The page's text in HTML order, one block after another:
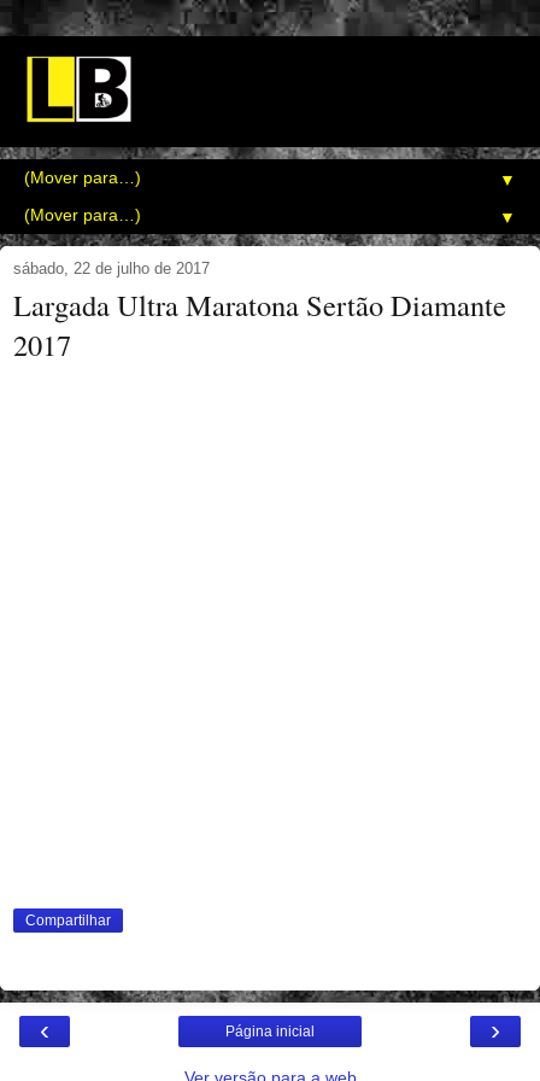
▼
▼
sábado, 22 de julho de 2017
Largada Ultra Maratona Sertão Diamante
2017
Compartilhar
‹ ›
Página inicial
Ver versão para a web